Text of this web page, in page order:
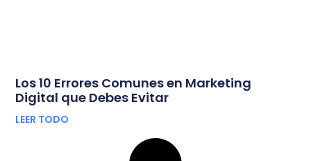
Los 10 Errores Comunes en Marketing
Digital que Debes Evitar
LEER TODO